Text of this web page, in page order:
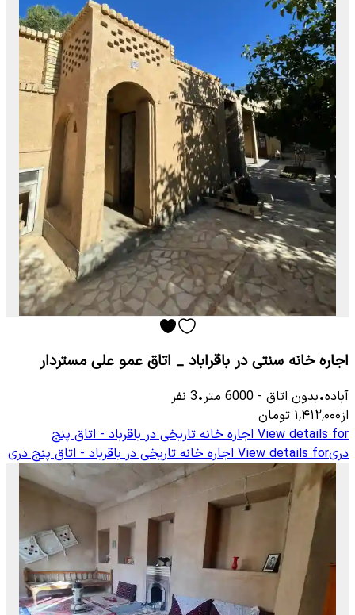
اجاره خانه سنتی در باقراباد _ اتاق عمو علی مستردار
آباده•بدون اتاق -
6000 متر•
3 نفر
از۱٬۴۱۲٬۰۰۰ تومان
View details for اجاره خانه تاریخی در باقرباد - اتاق پنج
دریView details for اجاره خانه تاریخی در باقرباد - اتاق پنج دری